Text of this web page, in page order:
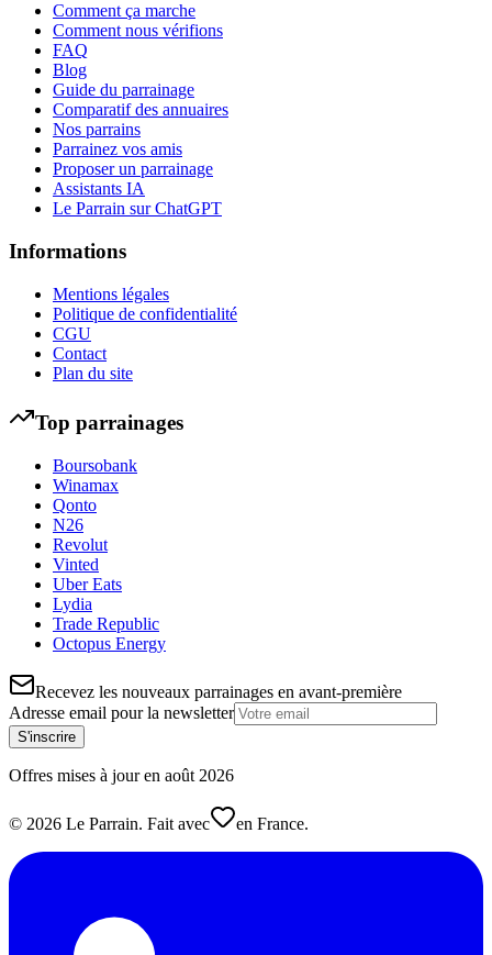
Comment ça marche
Comment nous vérifions
FAQ
Blog
Guide du parrainage
Comparatif des annuaires
Nos parrains
Parrainez vos amis
Proposer un parrainage
Assistants IA
Le Parrain sur ChatGPT
Informations
Mentions légales
Politique de confidentialité
CGU
Contact
Plan du site
Top parrainages
Boursobank
Winamax
Qonto
N26
Revolut
Vinted
Uber Eats
Lydia
Trade Republic
Octopus Energy
Recevez les nouveaux parrainages en avant-première
Adresse email pour la newsletter
S'inscrire
Offres mises à jour en août 2026
© 2026 Le Parrain. Fait avec en France.